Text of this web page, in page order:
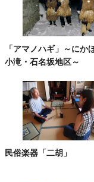
「アマノハギ」～にか
小滝・石名坂地区～
民俗楽器「二胡」